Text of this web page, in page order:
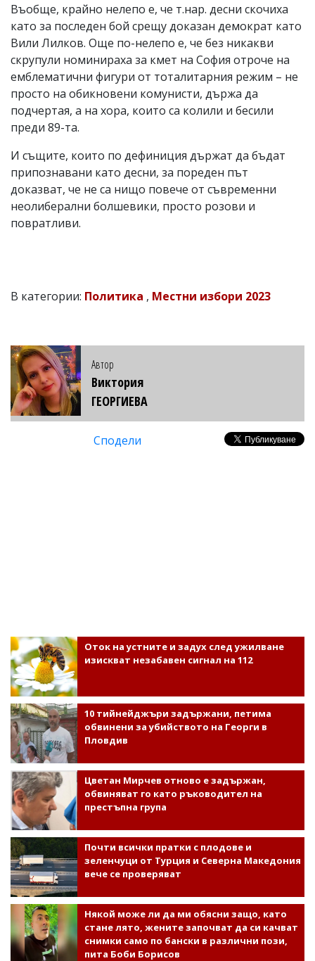
Въобще, крайно нелепо е, че т.нар. десни скочиха
като за последен бой срещу доказан демократ като
Вили Лилков. Още по-нелепо е, че без никакви
скрупули номинираха за кмет на София отроче на
емблематични фигури от тоталитарния режим – не
просто на обикновени комунисти, държа да
подчертая, а на хора, които са колили и бесили
преди 89-та.
И същите, които по дефиниция държат да бъдат
припознавани като десни, за пореден път
доказват, че не са нищо повече от съвременни
неолиберални болшевики, просто розови и
повратливи.
В категории: Политика , Местни избори 2023
Автор
Виктория
ГЕОРГИЕВА
Сподели
Оток на устните и задух след ужилване
изискват незабавен сигнал на 112
10 тийнейджъри задържани, петима
обвинени за убийството на Георги в
Пловдив
Цветан Мирчев отново е задържан,
обвиняват го като ръководител на
престъпна група
Почти всички пратки с плодове и
зеленчуци от Турция и Северна Македония
вече се проверяват
Някой може ли да ми обясни защо, като
стане лято, жените започват да си качват
снимки само по бански в различни пози,
пита Боби Борисов